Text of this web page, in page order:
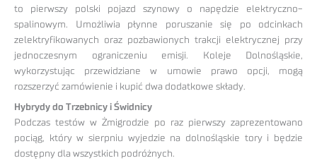
to pierwszy polski pojazd szynowy o napędzie elektryczno-
spalinowym. Umożliwia płynne poruszanie się po odcinkach
zelektryfikowanych oraz pozbawionych trakcji elektrycznej przy
jednoczesnym ograniczeniu emisji. Koleje Dolnośląskie,
wykorzystując przewidziane w umowie prawo opcji, mogą
rozszerzyć zamówienie i kupić dwa dodatkowe składy.
Hybrydy do Trzebnicy i Świdnicy
Podczas testów w Żmigrodzie po raz pierwszy zaprezentowano
pociąg, który w sierpniu wyjedzie na dolnośląskie tory i będzie
dostępny dla wszystkich podróżnych.